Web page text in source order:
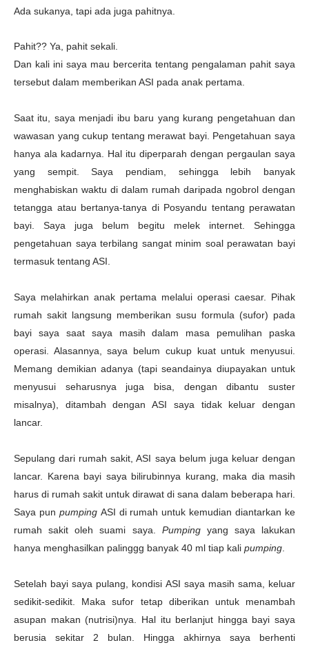
Ada sukanya, tapi ada juga pahitnya.
Pahit?? Ya, pahit sekali.
Dan kali ini saya mau bercerita tentang pengalaman pahit saya
tersebut dalam memberikan ASI pada anak pertama.
Saat itu, saya menjadi ibu baru yang kurang pengetahuan dan
wawasan yang cukup tentang merawat bayi. Pengetahuan saya
hanya ala kadarnya. Hal itu diperparah dengan pergaulan saya
yang sempit. Saya pendiam, sehingga lebih banyak
menghabiskan waktu di dalam rumah daripada ngobrol dengan
tetangga atau bertanya-tanya di Posyandu tentang perawatan
bayi. Saya juga belum begitu melek internet. Sehingga
pengetahuan saya terbilang sangat minim soal perawatan bayi
termasuk tentang ASI.
Saya melahirkan anak pertama melalui operasi caesar. Pihak
rumah sakit langsung memberikan susu formula (sufor) pada
bayi saya saat saya masih dalam masa pemulihan paska
operasi. Alasannya, saya belum cukup kuat untuk menyusui.
Memang demikian adanya (tapi seandainya diupayakan untuk
menyusui seharusnya juga bisa, dengan dibantu suster
misalnya), ditambah dengan ASI saya tidak keluar dengan
lancar.
Sepulang dari rumah sakit, ASI saya belum juga keluar dengan
lancar. Karena bayi saya bilirubinnya kurang, maka dia masih
harus di rumah sakit untuk dirawat di sana dalam beberapa hari.
Saya pun pumping ASI di rumah untuk kemudian diantarkan ke
rumah sakit oleh suami saya. Pumpingyang saya lakukan
hanya menghasilkan palinggg banyak 40 ml tiap kali pumping
Setelah bayi saya pulang, kondisi ASI saya masih sama, keluar
sedikit-sedikit. Maka sufor tetap diberikan untuk menambah
asupan makan (nutrisi)nya. Hal itu berlanjut hingga bayi saya
berusia sekitar 2 bulan. Hingga akhirnya saya berhenti